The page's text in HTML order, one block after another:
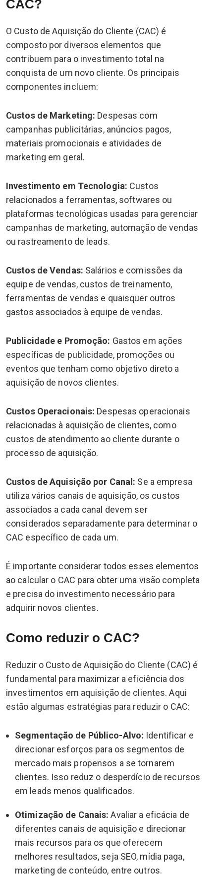
CAC?
O Custo de Aquisição do Cliente (CAC) é
composto por diversos elementos que
contribuem para o investimento total na
conquista de um novo cliente. Os principais
componentes incluem:
Custos de Marketing: Despesas com
campanhas publicitárias, anúncios pagos,
materiais promocionais e atividades de
marketing em geral.
Investimento em Tecnologia: Custos
relacionados a ferramentas, softwares ou
plataformas tecnológicas usadas para gerenciar
campanhas de marketing, automação de vendas
ou rastreamento de leads.
Custos de Vendas: Salários e comissões da
equipe de vendas, custos de treinamento,
ferramentas de vendas e quaisquer outros
gastos associados à equipe de vendas.
Publicidade e Promoção: Gastos em ações
específicas de publicidade, promoções ou
eventos que tenham como objetivo direto a
aquisição de novos clientes.
Custos Operacionais: Despesas operacionais
relacionadas à aquisição de clientes, como
custos de atendimento ao cliente durante o
processo de aquisição.
Custos de Aquisição por Canal: Se a empresa
utiliza vários canais de aquisição, os custos
associados a cada canal devem ser
considerados separadamente para determinar o
CAC específico de cada um.
É importante considerar todos esses elementos
ao calcular o CAC para obter uma visão completa
e precisa do investimento necessário para
adquirir novos clientes.
Como reduzir o CAC?
Reduzir o Custo de Aquisição do Cliente (CAC) é
fundamental para maximizar a eficiência dos
investimentos em aquisição de clientes. Aqui
estão algumas estratégias para reduzir o CAC:
Segmentação de Público-Alvo: Identificar e
direcionar esforços para os segmentos de
mercado mais propensos a se tornarem
clientes. Isso reduz o desperdício de recursos
em leads menos qualificados.
Otimização de Canais: Avaliar a eficácia de
diferentes canais de aquisição e direcionar
mais recursos para os que oferecem
melhores resultados, seja SEO, mídia paga,
marketing de conteúdo, entre outros.